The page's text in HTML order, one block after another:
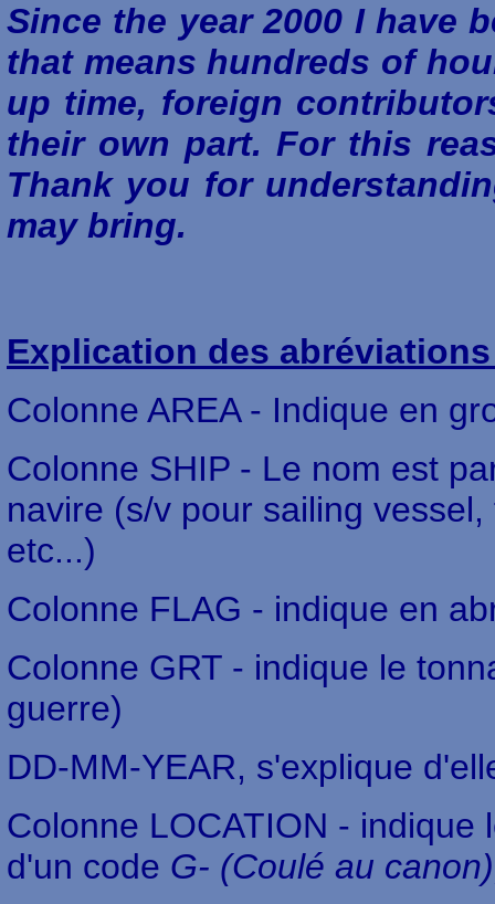
Since the year 2000 I have
that means hundreds of
up time, foreign
their own part. For this
Thank you for
may bring.
Explication des
Colonne AREA - Indique en
Colonne SHIP - Le nom est
navire (s/v pour sailing
etc...)
Colonne FLAG - indique en
Colonne GRT - indique le
guerre)
DD-MM-YEAR, s'explique
Colonne LOCATION -
d'un code G- (Coulé au